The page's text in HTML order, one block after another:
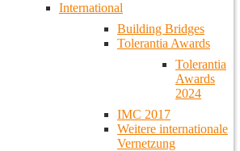
International
Building Bridges
Tolerantia Awards
Tolerantia
Awards
2024
IMC 2017
Weitere internationale
Vernetzung